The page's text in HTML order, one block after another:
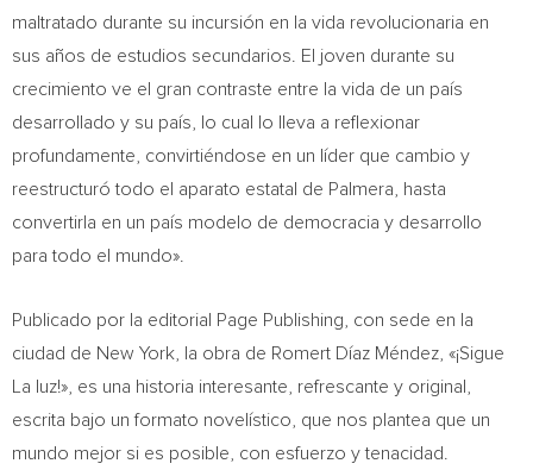
maltratado durante su incursión en la vida revolucionaria en
sus años de estudios secundarios. El joven durante su
crecimiento ve el gran contraste entre la vida de un país
desarrollado y su país, lo cual lo lleva a reflexionar
profundamente, convirtiéndose en un líder que cambio y
reestructuró todo el aparato estatal de Palmera, hasta
convertirla en un país modelo de democracia y desarrollo
para todo el mundo».
Publicado por la editorial Page Publishing, con sede en la
ciudad de New York , la obra de Romert Díaz Méndez, «¡Sigue
La luz!», es una historia interesante, refrescante y original,
escrita bajo un formato novelístico, que nos plantea que un
mundo mejor si es posible, con esfuerzo y tenacidad.